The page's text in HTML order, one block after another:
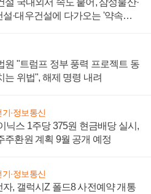
설 국내외서 속도 붙어, 삼성물산·
설·대우건설에 다가오는 '약속의
원 "트럼프 정부 풍력 프로젝트 동
는 위법", 해제 명령 내려
기·정보통신
닉스 1주당 375원 현금배당 실시,
주환원 계획 9월 공개 예정
기·정보통신
자, 갤럭시Z 폴드8 사전예약 개통